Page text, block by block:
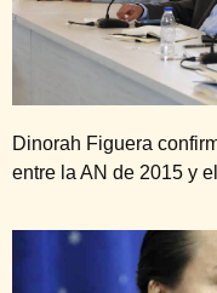
Dinorah Figuera
entre la AN de 2015 y